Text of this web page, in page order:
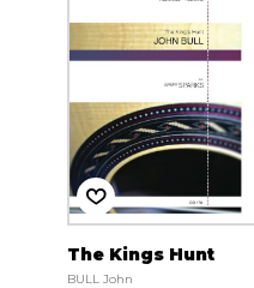
The Kings Hunt
BULL John